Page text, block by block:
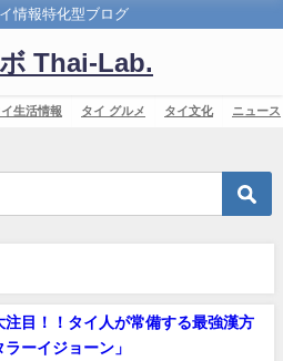
情報特化型ブログ
Thai-Lab.
イ生活情報 タイ グルメ タイ文化 ニュース
注目！！タイ人が常備する最強漢方
ラーイジョーン」